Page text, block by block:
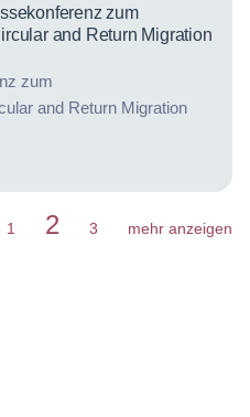
zum
and Return Migration
zum
and Return Migration
1 2 3 mehr anzeigen